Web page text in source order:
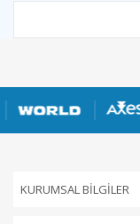
KURUMSAL BİLGİLER